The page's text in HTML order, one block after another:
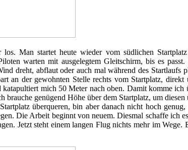
Man startet heute wieder vom südlichen
warten mit ausgelegtem Gleitschirm, bis es
dreht, abflaut oder auch mal während des
an der gewohnten Stelle rechts vom Startplatz,
mich 50 Meter nach oben. Damit komme
brauche genügend Höhe über dem Startplatz, um
überqueren, bin aber danach nicht hoch
Die Arbeit beginnt von neuem. Diesmal schaffe ich
Jetzt steht einem langen Flug nichts mehr im